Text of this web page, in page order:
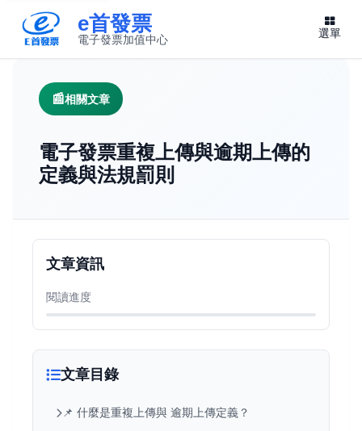
e首發票
電子發票加值中心 選單
相關文章
電子發票重複上傳與逾期上傳的
定義與法規罰則
文章目錄
📌 什麼是重複上傳與 逾期上傳定義？
文章資訊
閱讀進度